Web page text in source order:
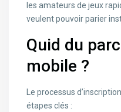
les amateurs de jeux
veulent pouvoir parier
Quid du
mobile ?
Le processus
étapes clés :